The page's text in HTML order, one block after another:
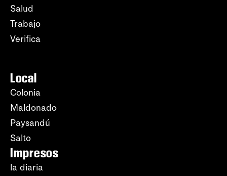
Salud
Trabajo
Verifica
Local
Colonia
Maldonado
Paysandú
Salto
Impresos
la diaria